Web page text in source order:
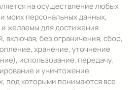
на осуществление любых
моих персональных данных,
желаемы для достижения
включая, без ограничения, сбор,
хранение, уточнение
использование, передачу,
и уничтожение
под которыми понимаются все